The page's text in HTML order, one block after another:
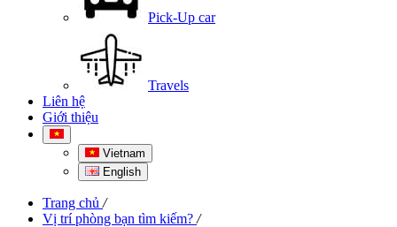
Pick-Up car
Travels
Liên hệ
Giới thiệu
Vietnam
English
Trang chủ /
Vị trí phòng bạn tìm kiếm? /